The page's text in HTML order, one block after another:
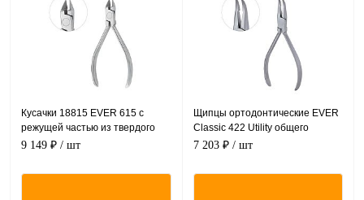
Кусачки 18815 EVER 615 с
режущей частью из твердого
сплава для работы с
9 149 ₽ / шт
Щипцы ортодонтические EVER
Classic 422 Utility общего
применения YDM
7 203 ₽ / шт